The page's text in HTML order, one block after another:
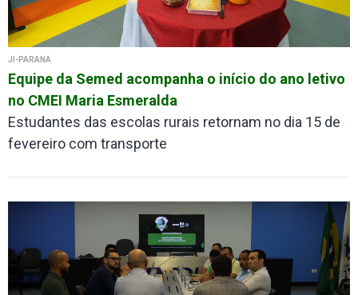
JI-PARANÁ
Equipe da Semed acompanha o início do ano letivo
no CMEI Maria Esmeralda
Estudantes das escolas rurais retornam no dia 15 de
fevereiro com transporte